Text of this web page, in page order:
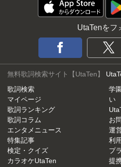
UtaTenをフ
無料歌詞検索サイト【UtaTen】
歌詞検索
マイページ
歌詞ランキング
歌詞コラム
エンタメニュース
特集記事
検定・クイズ
カラオケUtaTen
学
い
お
運
利
プ
提